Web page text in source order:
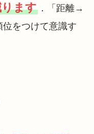
ます．「距離→
をつけて意識す